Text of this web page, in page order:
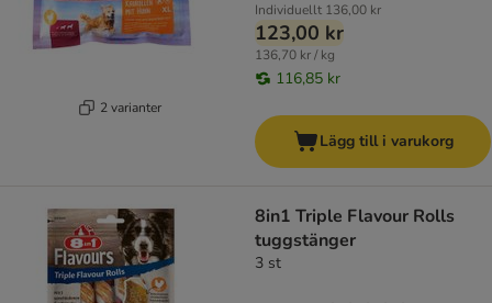
2 varianter
Individuellt 136,00 kr
123,00 kr
136,70 kr / kg
116,85 kr
Lägg till i varukorg
8in1 Triple Flavour Rolls
tuggstänger
3 st